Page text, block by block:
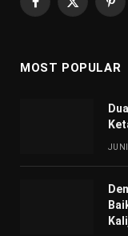
Facebook
X
MOST POPULAR